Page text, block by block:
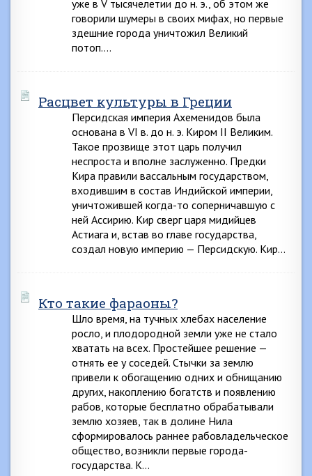
уже в V тысячелетии до н. э., об этом же
говорили шумеры в своих мифах, но первые
здешние города уничтожил Великий
потоп….
Расцвет культуры в Греции
Персидская империя Ахеменидов была
основана в VI в. до н. э. Киром II Великим.
Такое прозвище этот царь получил
неспроста и вполне заслуженно. Предки
Кира правили вассальным государством,
входившим в состав Индийской империи,
уничтожившей когда-то соперничавшую с
ней Ассирию. Кир сверг царя мидийцев
Астиага и, встав во главе государства,
создал новую империю — Персидскую. Кир…
Кто такие фараоны?
Шло время, на тучных хлебах население
росло, и плодородной земли уже не стало
хватать на всех. Простейшее решение —
отнять ее у соседей. Стычки за землю
привели к обогащению одних и обнищанию
других, накоплению богатств и появлению
рабов, которые бесплатно обрабатывали
землю хозяев, так в долине Нила
сформировалось раннее рабовладельческое
общество, возникли первые города-
государства. К…